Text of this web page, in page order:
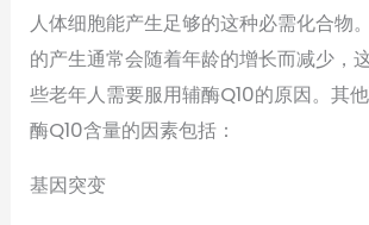
人体细胞能产生足够的这种必需化合物
的产生通常会随着年龄的增长而减少，
些老年人需要服用辅酶Q10的原因。其
酶Q10含量的因素包括：
基因突变